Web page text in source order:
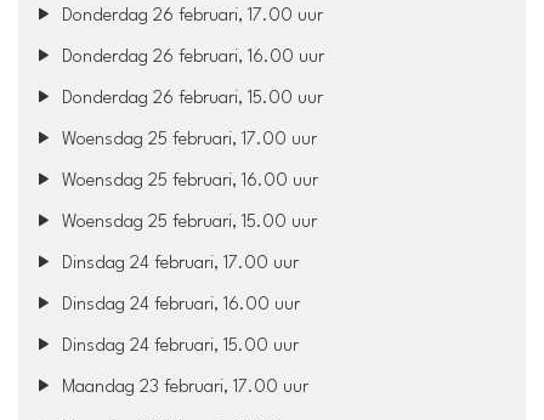
Donderdag 26 februari, 17.00 uur
Donderdag 26 februari, 16.00 uur
Donderdag 26 februari, 15.00 uur
Woensdag 25 februari, 17.00 uur
Woensdag 25 februari, 16.00 uur
Woensdag 25 februari, 15.00 uur
Dinsdag 24 februari, 17.00 uur
Dinsdag 24 februari, 16.00 uur
Dinsdag 24 februari, 15.00 uur
Maandag 23 februari, 17.00 uur